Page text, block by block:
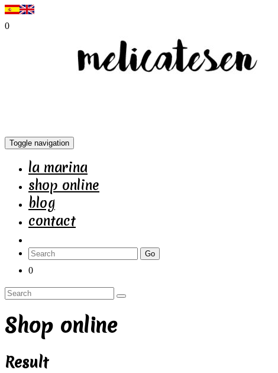
0
Toggle navigation
la marina
shop online
blog
contact
Go
0
Shop online
Result